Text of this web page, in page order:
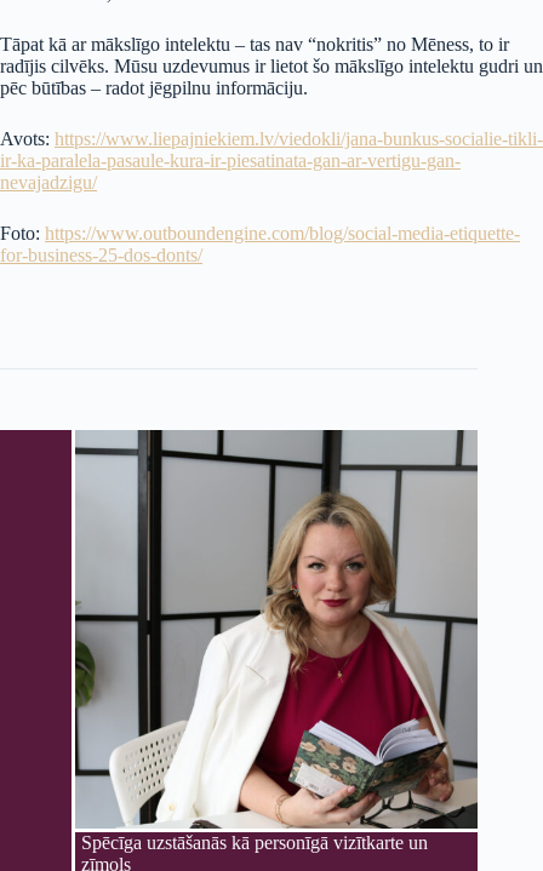
Tāpat kā ar mākslīgo intelektu – tas nav “nokritis” no Mēness, to ir
radījis cilvēks. Mūsu uzdevumus ir lietot šo mākslīgo intelektu gudri un
pēc būtības – radot jēgpilnu informāciju.
Avots: https://www.liepajniekiem.lv/viedokli/jana-bunkus-socialie-tikli-
ir-ka-paralela-pasaule-kura-ir-piesatinata-gan-ar-vertigu-gan-
nevajadzigu/
Foto: https://www.outboundengine.com/blog/social-media-etiquette-
for-business-25-dos-donts/
Spēcīga uzstāšanās kā personīgā vizītkarte un
zīmols